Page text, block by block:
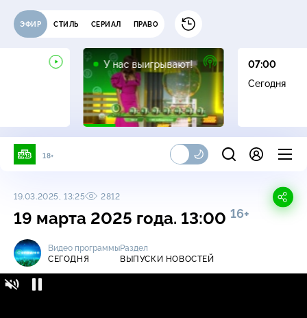
ЭФИР СТИЛЬ СЕРИАЛ ПРАВО
У нас выигрывают!
12+
07:00
Сегодня
18+
19.03.2025, 13:25 2812
19 марта 2025 года. 13:00 16+
Видео программы
СЕГОДНЯ
Раздел
ВЫПУСКИ НОВОСТЕЙ